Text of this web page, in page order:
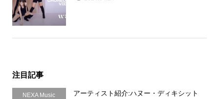
注目記事
NEXA Music アーティスト紹介:ハヌー・ディキシット